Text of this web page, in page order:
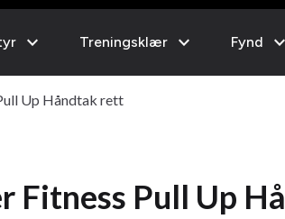
expand_more Treningsklær expand_more Fynd expand_more
Up Håndtak rett
Fitness Pull Up